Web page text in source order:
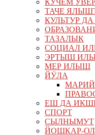
ТАЧЕ
КУЛЬТУР
ТАЗАЛЫК
СОЦИАЛ
ЭРТЫШ
МЕР ИЛЫШ
ЙӰЛА
ЕШ ДА
СПОРТ
СЫЛНЫМУТ
ЙОШКАР-